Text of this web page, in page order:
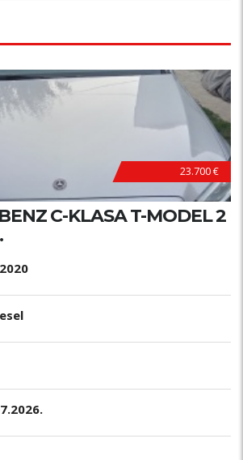
23.700 €
C-KLASA T-MODEL 2
2020